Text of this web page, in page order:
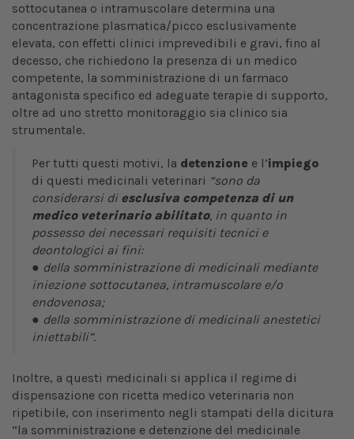
sottocutanea o intramuscolare determina una
concentrazione plasmatica/picco esclusivamente
elevata, con effetti clinici imprevedibili e gravi, fino al
decesso, che richiedono la presenza di un medico
competente, la somministrazione di un farmaco
antagonista specifico ed adeguate terapie di supporto,
oltre ad uno stretto monitoraggio sia clinico sia
strumentale.
Per tutti questi motivi, la detenzione e l’impiego
di questi medicinali veterinari “sono da
considerarsi di esclusiva competenza di un
medico veterinario abilitato, in quanto in
possesso dei necessari requisiti tecnici e
deontologici ai fini:
● della somministrazione di medicinali mediante
iniezione sottocutanea, intramuscolare e/o
endovenosa;
● della somministrazione di medicinali anestetici
iniettabili”.
Inoltre, a questi medicinali si applica il regime di
dispensazione con ricetta medico veterinaria non
ripetibile, con inserimento negli stampati della dicitura
“la somministrazione e detenzione del medicinale